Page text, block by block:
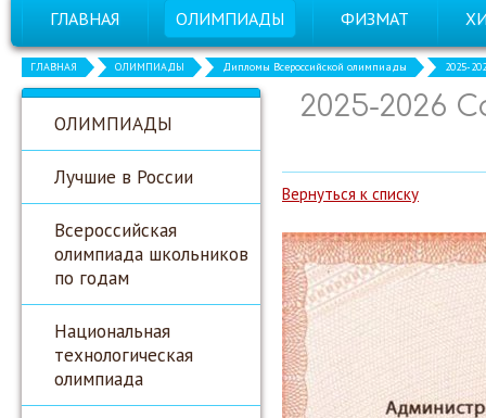
ГЛАВНАЯ ОЛИМПИАДЫ ФИЗМАТ
ГЛАВНАЯ ОЛИМПИАДЫ Дипломы Всероссийской олимпиады 2025-
ОЛИМПИАДЫ
Лучшие в России
Всероссийская
олимпиада школьников
по годам
Национальная
технологическая
олимпиада
2025-2026
Вернуться к списку